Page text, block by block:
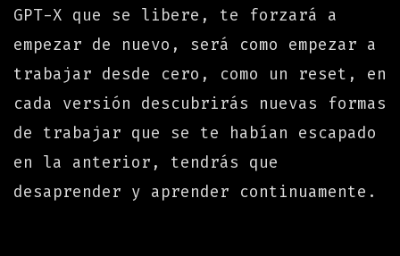
GPT-X que se libere, te forzará a
empezar de nuevo, será como empezar a
trabajar desde cero, como un reset, en
cada versión descubrirás nuevas formas
de trabajar que se te habían escapado
en la anterior, tendrás que
desaprender y aprender continuamente.